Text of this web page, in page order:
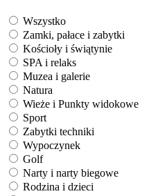
Wszystko
Zamki, pałace i zabytki
Kościoły i świątynie
SPA i relaks
Muzea i galerie
Natura
Wieże i Punkty widokowe
Sport
Zabytki techniki
Wypoczynek
Golf
Narty i narty biegowe
Rodzina i dzieci